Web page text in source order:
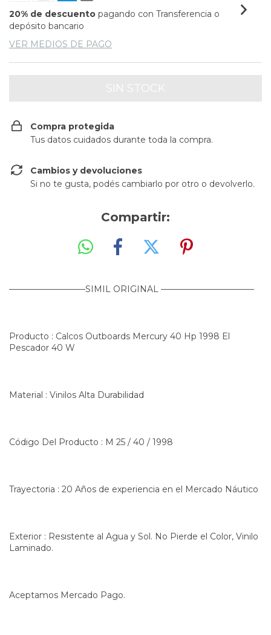
20% de descuento pagando con Transferencia o
depósito bancario
VER MEDIOS DE PAGO
Compra protegida
Tus datos cuidados durante toda la compra.
Cambios y devoluciones
Si no te gusta, podés cambiarlo por otro o devolverlo.
Compartir:
—————————SIMIL ORIGINAL ———————————
Producto : Calcos Outboards Mercury 40 Hp 1998 El
Pescador 40 W
Material : Vinilos Alta Durabilidad
Código Del Producto : M 25 / 40 / 1998
Trayectoria : 20 Años de experiencia en el Mercado Náutico
Exterior : Resistente al Agua y Sol. No Pierde el Color, Vinilo
Laminado.
Aceptamos Mercado Pago.